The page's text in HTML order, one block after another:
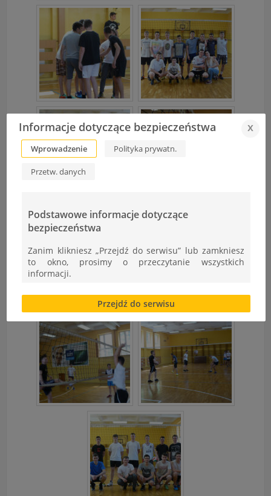
Informacje dotyczące bezpieczeństwa x
Wprowadzenie Polityka prywatn.
Przetw. danych
Podstawowe informacje dotyczące
bezpieczeństwa
Zanim klikniesz „Przejdź do serwisu” lub zamkniesz
to okno, prosimy o przeczytanie wszystkich
informacji.
Brak zgody bądź ograniczenie funkcjonalności plików
cookies lub local storage, może utrudnić lub
uniemożliwić korzystanie z Serwisu.
Informacje dotyczące polityki prywatności oraz
przetwarzania danych osobowych dostępne są cały
czas w sekcji
"Nasza szkoła" > "Bezpieczeństwo"
Przejdź do serwisu